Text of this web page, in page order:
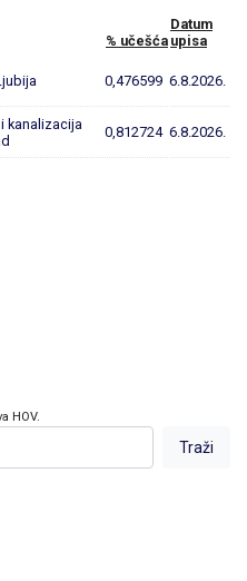
% učešća
Datum
upisa
0,476599 6.8.2026.
kanalizacija
0,812724 6.8.2026.
HOV.